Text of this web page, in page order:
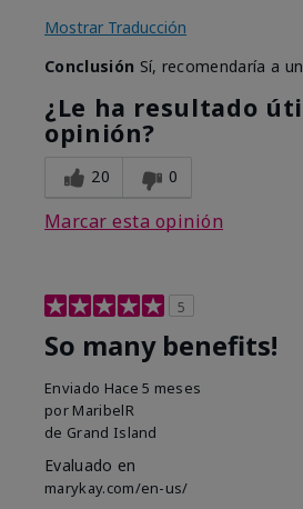
Mostrar Traducción
Conclusión Sí, recomendaría a
¿Le ha resultado
opinión?
20 0
Marcar esta opinión
5
So many benefits!
Enviado Hace 5 meses
por MaribelR
de Grand Island
Evaluado en
marykay.com/en-us/